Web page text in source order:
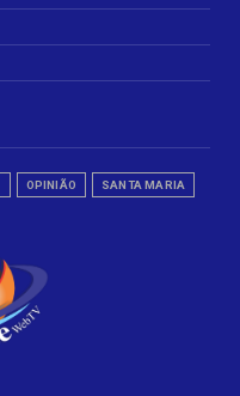
OPINIÃO SANTA MARIA